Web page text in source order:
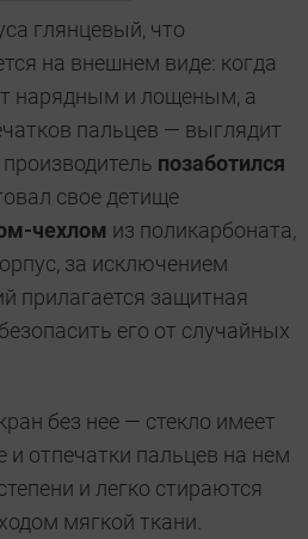
глянцевый, что
на внешнем виде: когда
нарядным и лощеным, а
пальцев — выглядит
позаботился
свое детище
чехлом из поликарбоната,
за исключением
прилагается защитная
его от случайных
без нее — стекло имеет
отпечатки пальцев на нем
и легко стираются
мягкой ткани.